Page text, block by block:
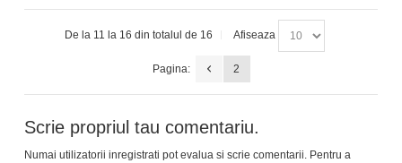
De la 11 la 16 din totalul de 16 Afiseaza
Pagina: 2
Scrie propriul tau comentariu.
Numai utilizatorii inregistrati pot evalua si scrie comentarii. Pentru a